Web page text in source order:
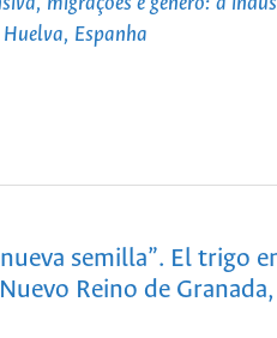
Espanha
semilla”. El trigo
Reino de